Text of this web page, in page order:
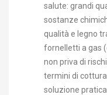
salute: grandi
sostanze
qualità e legno
fornelletti a gas
non priva di
termini di cottura
soluzione